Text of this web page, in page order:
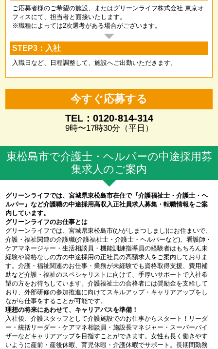
ご応募者様のご希望の施設、またはグリーンライフ株式会社 東京オ
フィスにて、担当者と面接いたします。
※職種によっては2次選考がある場合がございます。
STEP3：入社
入職日など、日程調整して、施設へご出勤いただきます。
今すぐ応募する
TEL：0120-814-314
9時〜17時30分（平日）
東松島市で介護士・ヘルパーの中途採用募
集求人のご案内
グリーンライフでは、宮城県東松島市在住で『介護福祉士・介護士・ヘ
ルパー』など介護職の中途採用高収入正社員求人募集・転職情報をご案
内しています。
グリーンライフのお仕事とは
グリーンライフでは、宮城県東松島市(ひがしまつしまし)にお住まいで、
介護・福祉関連の介護職(介護福祉士・介護士・ヘルパーなど)、看護師・
ケアマネージャー・生活相談員・機能訓練指導員の経験者はもちろん未
経験や資格なしの方の中途採用の正社員の高額求人をご案内しておりま
す。介護・福祉関連のお仕事・業務が未経験でも資格取得支援、費用補
助など介護・福祉のスペシャリストに向けて、手厚いサポートで入社希
望の方をお待ちしています。介護福祉士の合格者には奨励金を支給して
おり、外部研修の参加推進に向けてスキルアップ・キャリアアップをし
ながら仕事をすることが可能です。
理想の将来にあわせて、キャリアパスを準備！
入社後、介護スタッフとして介護施設でのお仕事からスタート！リーダ
ー・統括リーダー・ケアマネ相談員・施設長マネジャー・スーパーバイ
ザーなどキャリアアップを目指すことができます。女性も長く働きやす
いように産前・産後休暇、育児休暇・介護休暇でサポート。長期間勤務